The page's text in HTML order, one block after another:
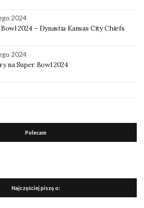
2024
2024 – Dynastia Kansas City Chiefs
2024
na Super Bowl 2024
Polecam
Najczęściej piszę o: